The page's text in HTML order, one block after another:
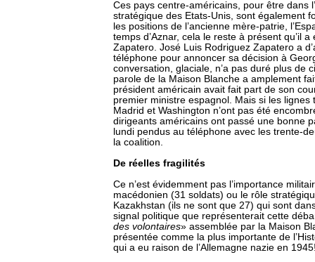
Ces pays centre-américains, pour être dans
stratégique des Etats-Unis, sont également
les positions de l’ancienne mère-patrie,
temps d’Aznar, cela le reste à présent qu’il
Zapatero. José Luis Rodriguez Zapatero a
téléphone pour annoncer sa décision à
conversation, glaciale, n’a pas duré plus de
parole de la Maison Blanche a amplement
président américain avait fait part de son
premier ministre espagnol. Mais si les lignes
Madrid et Washington n’ont pas été
dirigeants américains ont passé une bonne
lundi pendus au téléphone avec les trente-
la coalition.
De réelles fragilités
Ce n’est évidemment pas l’importance
macédonien (31 soldats) ou le rôle
Kazakhstan (ils ne sont que 27) qui sont
signal politique que représenterait cette
des volontaires» assemblée par la Maison
présentée comme la plus importante de
qui a eu raison de l’Allemagne nazie en